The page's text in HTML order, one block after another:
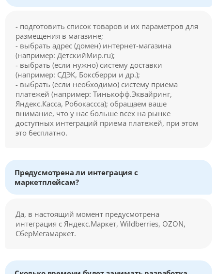
- подготовить список товаров и их параметров для
размещения в магазине;
- выбрать адрес (домен) интернет-магазина
(например: ДетскийМир.ru);
- выбрать (если нужно) систему доставки
(например: СДЭК, Боксберри и др.);
- выбрать (если необходимо) систему приема
платежей (например: Тинькофф.Эквайринг,
Яндекс.Касса, Робокассса); обращаем ваше
внимание, что у нас больше всех на рынке
доступных интеграций приема платежей, при этом
это бесплатно.
Предусмотрена ли интеграция с
маркетплейсам?
Да, в настоящий момент предусмотрена
интеграция с Яндекс.Маркет, Wildberries, OZON,
СберМегамаркет.